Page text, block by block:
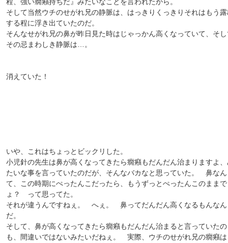
そして当然ウチのせがれ兄の静脈は、はっきりくっきりそれはもう
する程に浮き出ていたのだ。
そんなせがれ兄の鼻が昨日見た時はじゃっかん高くなっていて、そ
その忌まわしき静脈は…。
消えていた！
いや、これはちょっとビックリした。
小児針の先生は鼻が高くなってきたら癇癪もだんだん治まりますよ
たいな事を言っていたのだが、そんなバカなと思っていた。 鼻なん
て、この時期にぺったんこだったら、もうずっとぺったんこのまま
ょ？ って思ってた。
それが違うんですねぇ。 へぇ。 鼻ってだんだん高くなるもんなん
だ。
そして、鼻が高くなってきたら癇癪もだんだん治まると言っていたの
も、間違いではないみたいだねぇ。 実際、ウチのせがれ兄の癇癪